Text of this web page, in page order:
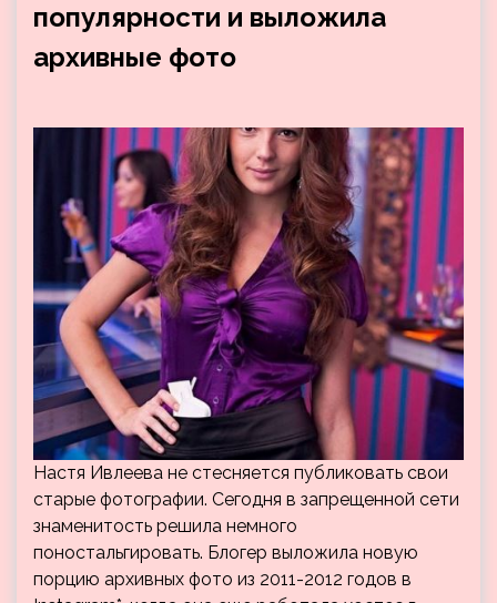
популярности и выложила
архивные фото
Настя Ивлеева не стесняется публиковать свои
старые фотографии. Сегодня в запрещенной сети
знаменитость решила немного
поностальгировать. Блогер выложила новую
порцию архивных фото из 2011-2012 годов в